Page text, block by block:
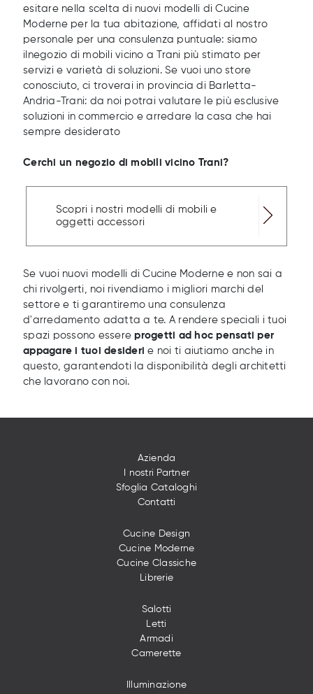
esitare nella scelta di nuovi modelli di Cucine
Moderne per la tua abitazione, affidati al nostro
personale per una consulenza puntuale: siamo
ilnegozio di mobili vicino a Trani più stimato per
servizi e varietà di soluzioni. Se vuoi uno store
conosciuto, ci troverai in provincia di Barletta-
Andria-Trani: da noi potrai valutare le più esclusive
soluzioni in commercio e arredare la casa che hai
sempre desiderato
Cerchi un negozio di mobili vicino Trani?
Scopri i nostri modelli di mobili e
oggetti accessori
Se vuoi nuovi modelli di Cucine Moderne e non sai a
chi rivolgerti, noi rivendiamo i migliori marchi del
settore e ti garantiremo una consulenza
d'arredamento adatta a te. A rendere speciali i tuoi
spazi possono essereprogetti ad hoc pensati per
appagare i tuoi desideri e noi ti aiutiamo anche in
questo, garantendoti la disponibilità degli architetti
che lavorano con noi.
Azienda
I nostri Partner
Sfoglia Cataloghi
Contatti
Cucine Design
Cucine Moderne
Cucine Classiche
Librerie
Salotti
Letti
Armadi
Camerette
Illuminazione